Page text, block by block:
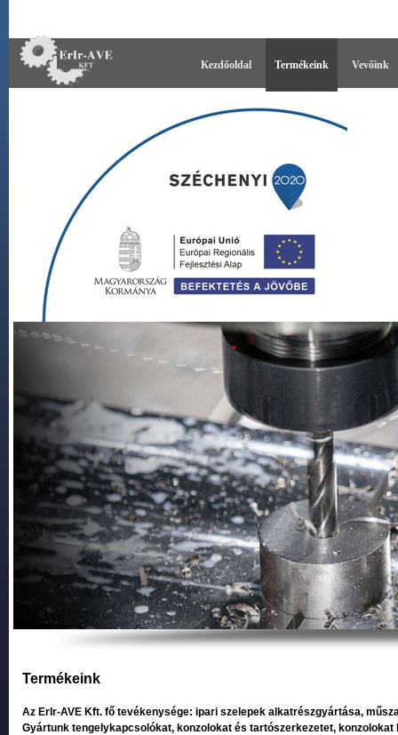
Kezdőoldal Termékeink Vevőink
Termékeink
Az ErIr-AVE Kft. fő tevékenysége: ipari szelepek alkatrészgyártása,
Gyártunk tengelykapcsolókat, konzolokat és tartószerkezetet,